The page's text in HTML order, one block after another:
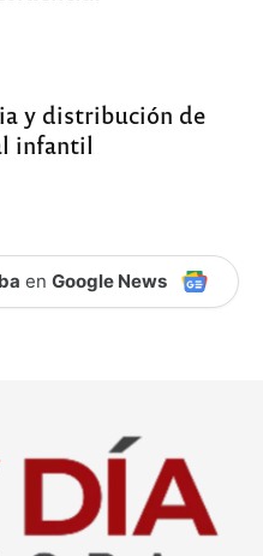
y distribución de
infantil
en Google News